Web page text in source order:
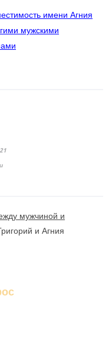
имени Агния
мужскими
21
мужчиной и
и Агния